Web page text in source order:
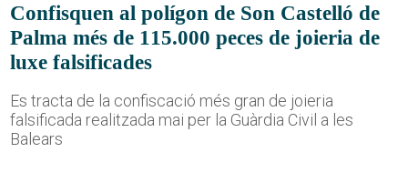
Confisquen al polígon de Son Castelló de
Palma més de 115.000 peces de joieria de
luxe falsificades
Es tracta de la confiscació més gran de joieria
falsificada realitzada mai per la Guàrdia Civil a les
Balears